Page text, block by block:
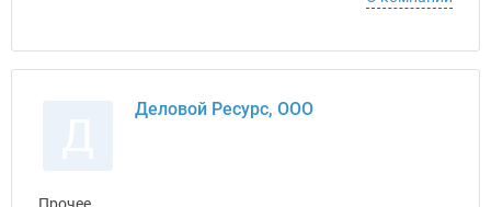
Деловой Ресурс, ООО